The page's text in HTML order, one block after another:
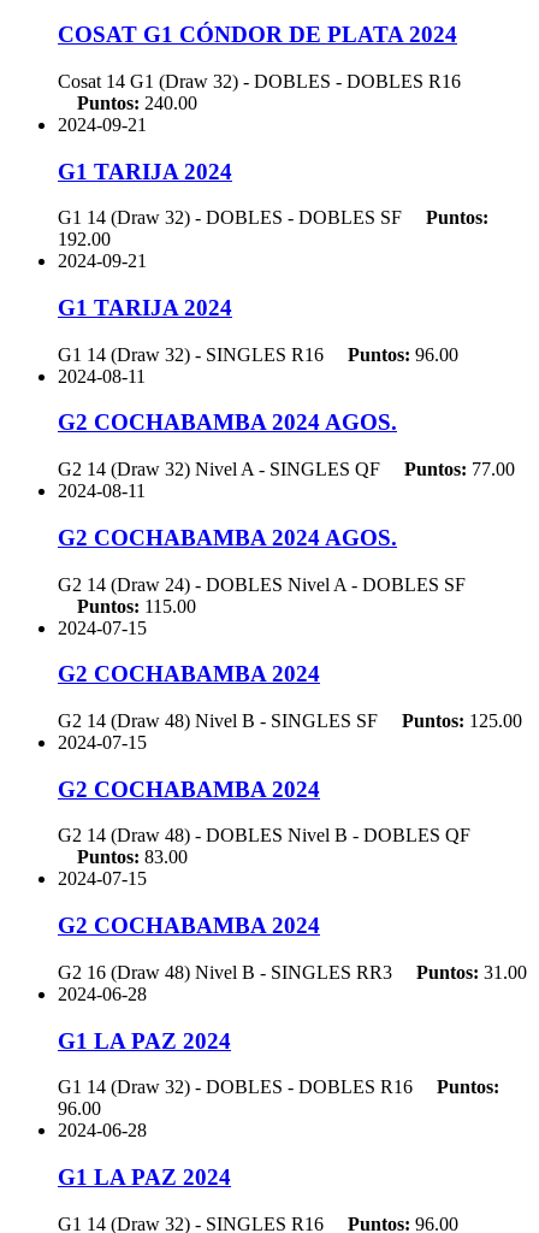
COSAT G1 CÓNDOR DE PLATA 2024
Cosat 14 G1 (Draw 32) - DOBLES - DOBLES R16
Puntos: 240.00
2024-09-21
G1 TARIJA 2024
G1 14 (Draw 32) - DOBLES - DOBLES SF
Puntos:
192.00
2024-09-21
G1 TARIJA 2024
G1 14 (Draw 32) - SINGLES R16 Puntos: 96.00
2024-08-11
G2 COCHABAMBA 2024 AGOS.
G2 14 (Draw 32) Nivel A - SINGLES QF Puntos: 77.00
2024-08-11
G2 COCHABAMBA 2024 AGOS.
G2 14 (Draw 24) - DOBLES Nivel A - DOBLES SF
Puntos: 115.00
2024-07-15
G2 COCHABAMBA 2024
G2 14 (Draw 48) Nivel B - SINGLES SF Puntos: 125.00
2024-07-15
G2 COCHABAMBA 2024
G2 14 (Draw 48) - DOBLES Nivel B - DOBLES QF
Puntos: 83.00
2024-07-15
G2 COCHABAMBA 2024
G2 16 (Draw 48) Nivel B - SINGLES RR3 Puntos: 31.00
2024-06-28
G1 LA PAZ 2024
G1 14 (Draw 32) - DOBLES - DOBLES R16
Puntos:
96.00
2024-06-28
G1 LA PAZ 2024
G1 14 (Draw 32) - SINGLES R16 Puntos: 96.00